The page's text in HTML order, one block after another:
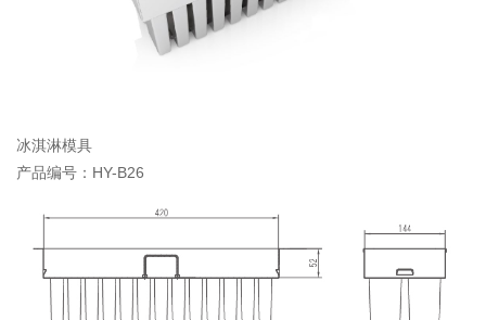
冰淇淋模具
产品编号：HY-B26